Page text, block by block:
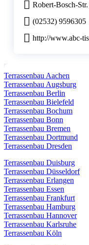
Robert-Bosch-
(02532) 9596305
http://www.abc-
Terrassenbau Aachen
Terrassenbau Augsburg
Terrassenbau Berlin
Terrassenbau Bielefeld
Terrassenbau Bochum
Terrassenbau Bonn
Terrassenbau Bremen
Terrassenbau Dortmund
Terrassenbau Dresden
Terrassenbau Duisburg
Terrassenbau Düsseldorf
Terrassenbau Erlangen
Terrassenbau Essen
Terrassenbau Frankfurt
Terrassenbau Hamburg
Terrassenbau Hannover
Terrassenbau Karlsruhe
Terrassenbau Köln